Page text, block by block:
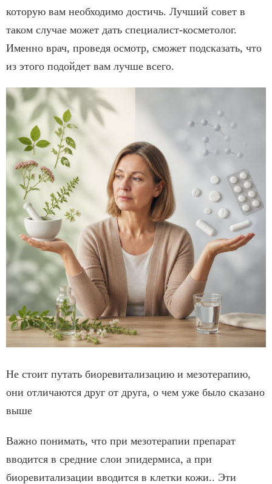
которую вам необходимо достичь. Лучший совет в
таком случае может дать специалист-косметолог.
Именно врач, проведя осмотр, сможет подсказать, что
из этого подойдет вам лучше всего.
Не стоит путать биоревитализацию и мезотерапию,
они отличаются друг от друга, о чем уже было сказано
выше
Важно понимать, что при мезотерапии препарат
вводится в средние слои эпидермиса, а при
биоревитализации вводится в клетки кожи.. Эти